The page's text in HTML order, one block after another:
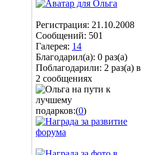
Регистрация: 21.10.2008
Сообщений: 501
Галерея: 14
Благодарил(а): 0 раз(а)
Поблагодарили: 2 раз(а) в
2 сообщениях
подарков:(0)